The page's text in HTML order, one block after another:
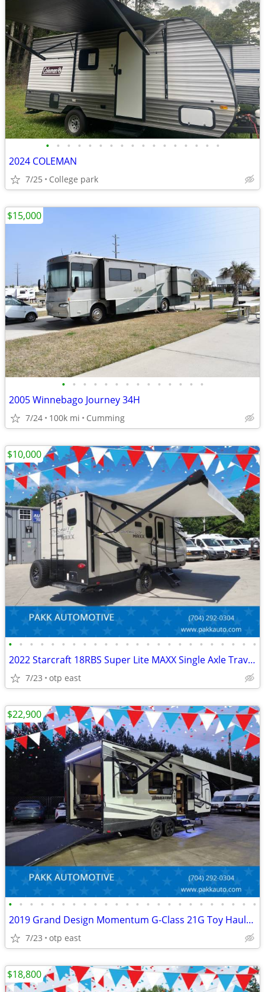
• • • • • • • • • • • • • • • • •
2024 COLEMAN
7/25 College park
• • • • • • • • • • • • • •
2005 Winnebago Journey 34H
7/24 100k mi Cumming
$15,000
• • • • • • • • • • • • • • • • • • • • • • • •
2022 Starcraft 18RBS Super Lite MAXX Single Axle Travel Trailer Camper
7/23 otp east
$10,000
• • • • • • • • • • • • • • • • • • • • • • • •
2019 Grand Design Momentum G-Class 21G Toy Hauler Camper FUEL STATION
7/23 otp east
$22,900
$18,800